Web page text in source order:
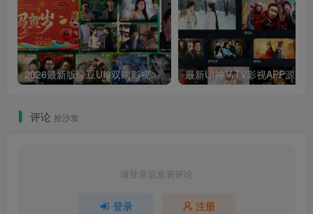
2026最新版绿豆UI9双端影视APP源码
评论 抢沙发
请登录后发表评论
登录 注册